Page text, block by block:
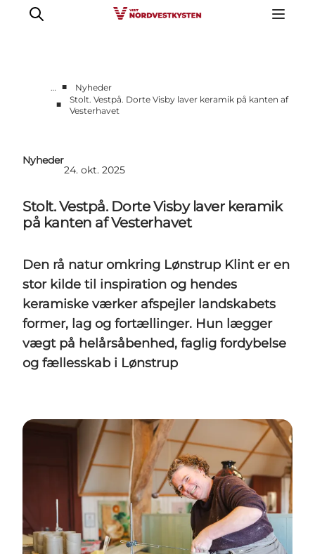
Erhverv
Kontakt
Presse
… ■
Nyheder
■
Stolt. Vestpå. Dorte Visby laver keramik på kanten af
Vesterhavet
Nyheder
24. okt. 2025
Stolt. Vestpå. Dorte Visby laver keramik
på kanten af Vesterhavet
Den rå natur omkring Lønstrup Klint er en
stor kilde til inspiration og hendes
keramiske værker afspejler landskabets
former, lag og fortællinger. Hun lægger
vægt på helårsåbenhed, faglig fordybelse
og fællesskab i Lønstrup